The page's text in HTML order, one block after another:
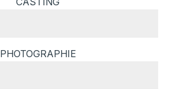
PHOTOGRAPHIE